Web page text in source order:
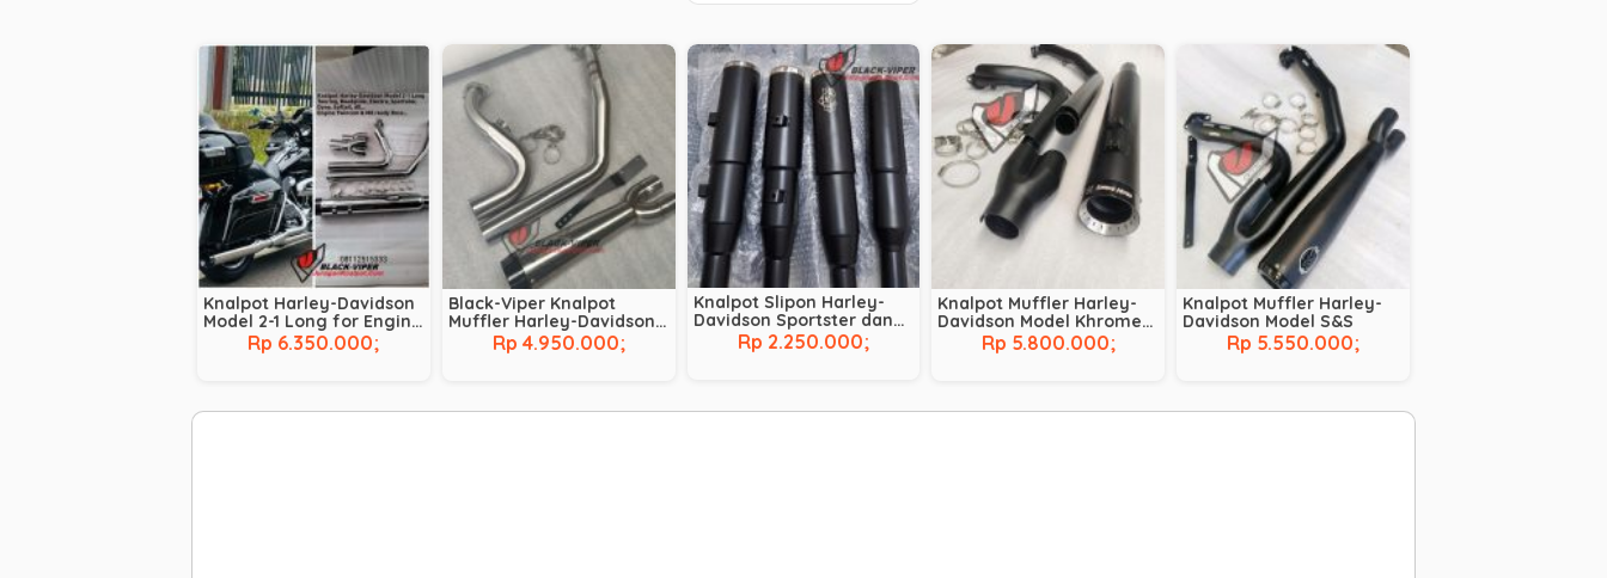
Knalpot Harley-Davidson
Model 2-1 Long for Engine
Twincam & M8 Touring,
Roadglide, Electra, Dyna,
Rp 6.350.000;
Black-Viper Knalpot
Muffler Harley-Davidson
Model TBR untuk Touring
RoadGlide Sportster
Blarrrghh
Rp 4.950.000;
Knalpot Slipon Harley-
Davidson Sportster dan
Rp 2.250.000;
Knalpot Muffler Harley-
Davidson Model Khrome
WerksRp 5.800.000;
Knalpot Muffler Harley-
Davidson Model S&S
Rp 5.550.000;